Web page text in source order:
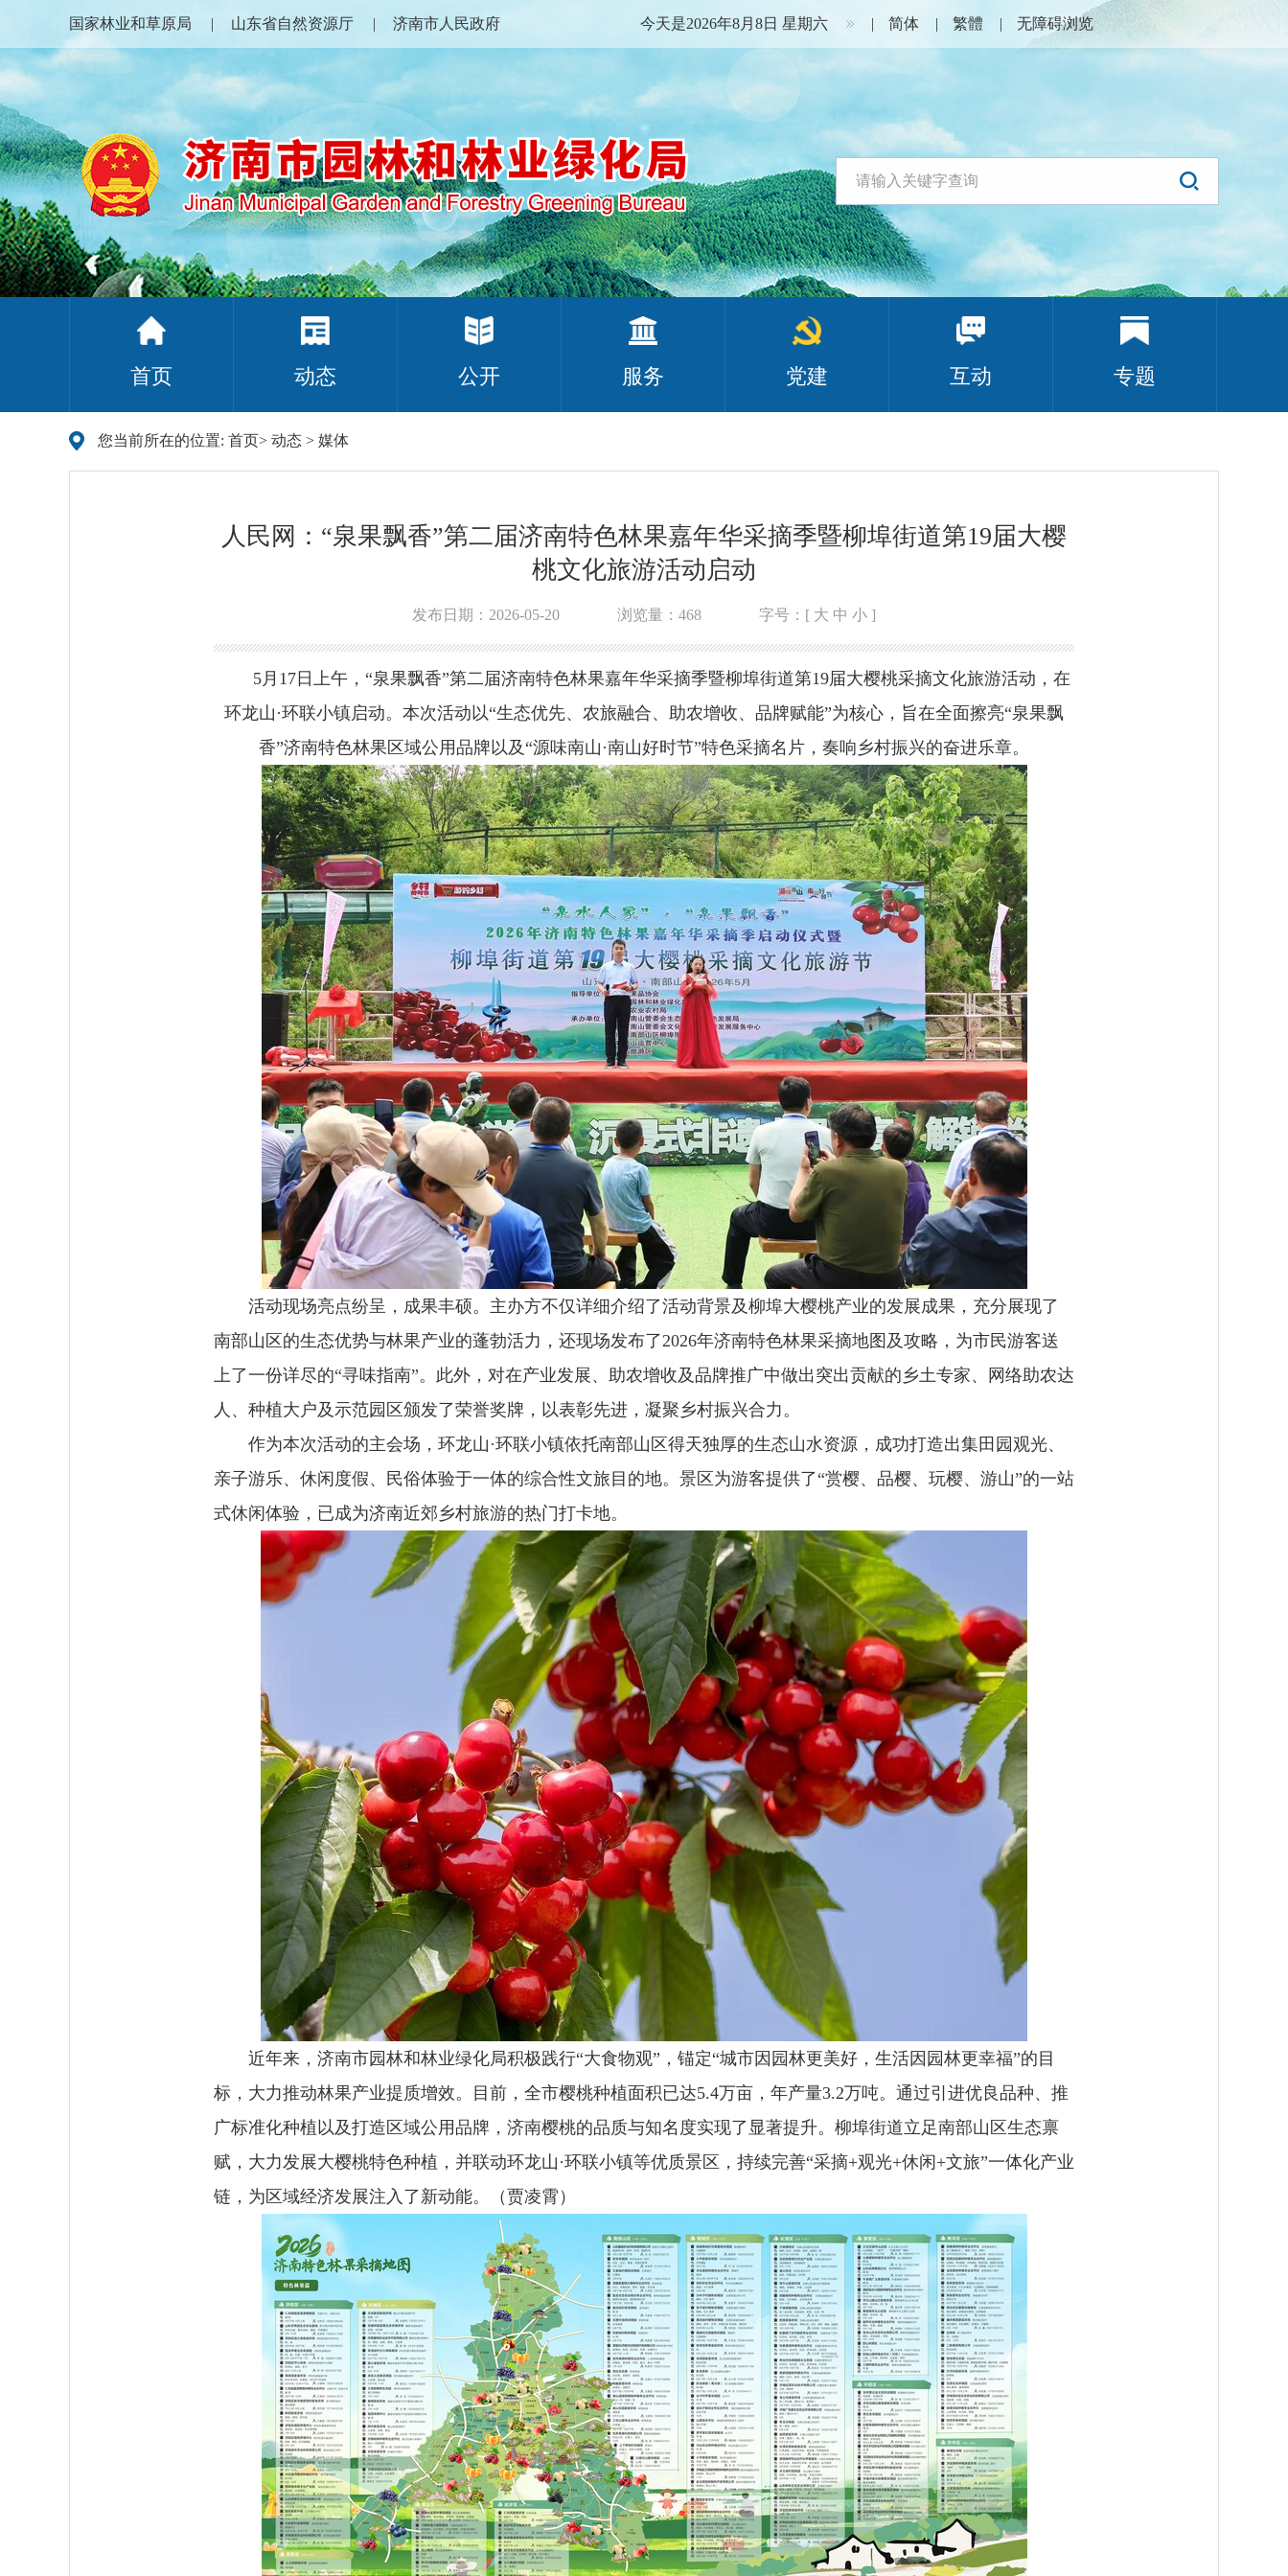
国家林业和草原局 山东省自然资源厅 济南市人民政府 今天是2026年8月8日 星期六 简体 繁體 无障碍浏览
首页 动态 公开 服务 党建 互动 专题
您当前所在的位置: 首页> 动态 > 媒体
人民网：“泉果飘香”第二届济南特色林果嘉年华采摘季暨柳埠街道第19届大樱
桃文化旅游活动启动
发布日期：2026-05-20 浏览量： 468 字号：[ 大 中 小 ]
5月17日上午，“泉果飘香”第二届济南特色林果嘉年华采摘季暨柳埠街道第19届大樱桃采摘文化旅游活动，在
环龙山·环联小镇启动。本次活动以“生态优先、农旅融合、助农增收、品牌赋能”为核心，旨在全面擦亮“泉果飘
香”济南特色林果区域公用品牌以及“源味南山·南山好时节”特色采摘名片，奏响乡村振兴的奋进乐章。
活动现场亮点纷呈，成果丰硕。主办方不仅详细介绍了活动背景及柳埠大樱桃产业的发展成果，充分展现了
南部山区的生态优势与林果产业的蓬勃活力，还现场发布了2026年济南特色林果采摘地图及攻略，为市民游客送
上了一份详尽的“寻味指南”。此外，对在产业发展、助农增收及品牌推广中做出突出贡献的乡土专家、网络助农达
人、种植大户及示范园区颁发了荣誉奖牌，以表彰先进，凝聚乡村振兴合力。
作为本次活动的主会场，环龙山·环联小镇依托南部山区得天独厚的生态山水资源，成功打造出集田园观光、
亲子游乐、休闲度假、民俗体验于一体的综合性文旅目的地。景区为游客提供了“赏樱、品樱、玩樱、游山”的一站
式休闲体验，已成为济南近郊乡村旅游的热门打卡地。
近年来，济南市园林和林业绿化局积极践行“大食物观”，锚定“城市因园林更美好，生活因园林更幸福”的目
标，大力推动林果产业提质增效。目前，全市樱桃种植面积已达5.4万亩，年产量3.2万吨。通过引进优良品种、推
广标准化种植以及打造区域公用品牌，济南樱桃的品质与知名度实现了显著提升。柳埠街道立足南部山区生态禀
赋，大力发展大樱桃特色种植，并联动环龙山·环联小镇等优质景区，持续完善“采摘+观光+休闲+文旅”一体化产业
链，为区域经济发展注入了新动能。（贾凌霄）